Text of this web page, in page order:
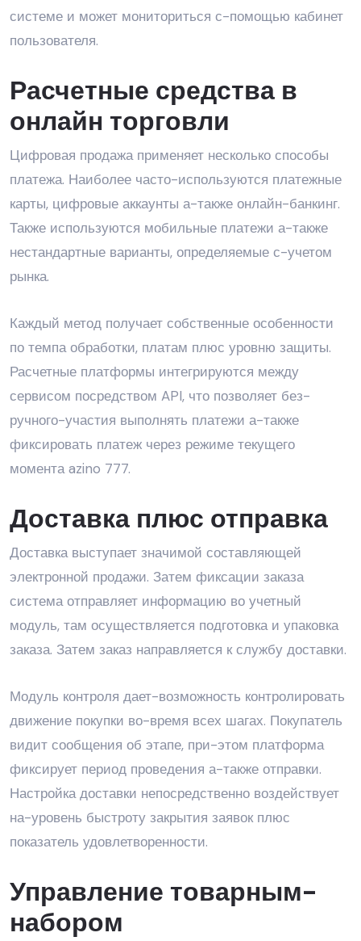
системе и может мониториться с-помощью кабинет
пользователя.
Расчетные средства в
онлайн торговли
Цифровая продажа применяет несколько способы
платежа. Наиболее часто-используются платежные
карты, цифровые аккаунты а-также онлайн-банкинг.
Также используются мобильные платежи а-также
нестандартные варианты, определяемые с-учетом
рынка.
Каждый метод получает собственные особенности
по темпа обработки, платам плюс уровню защиты.
Расчетные платформы интегрируются между
сервисом посредством API, что позволяет без-
ручного-участия выполнять платежи а-также
фиксировать платеж через режиме текущего
момента azino 777.
Доставка плюс отправка
Доставка выступает значимой составляющей
электронной продажи. Затем фиксации заказа
система отправляет информацию во учетный
модуль, там осуществляется подготовка и упаковка
заказа. Затем заказ направляется к службу доставки.
Модуль контроля дает-возможность контролировать
движение покупки во-время всех шагах. Покупатель
видит сообщения об этапе, при-этом платформа
фиксирует период проведения а-также отправки.
Настройка доставки непосредственно воздействует
на-уровень быстроту закрытия заявок плюс
показатель удовлетворенности.
Управление товарным-
набором